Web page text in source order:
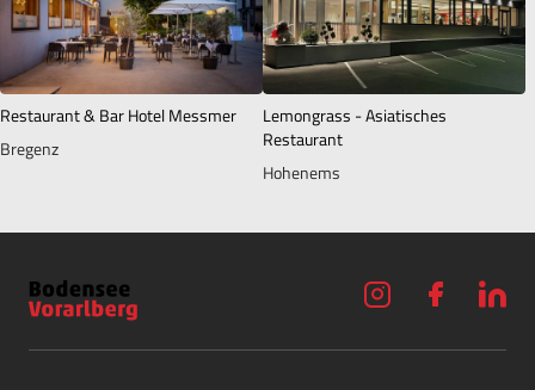
Restaurant & Bar Hotel Messmer
Bregenz
Lemongrass - Asiatisches
Restaurant
Hohenems